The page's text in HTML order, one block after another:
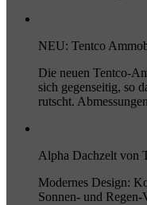
NEU: Tentco
Die neuen Tentco-
sich gegenseitig, so
rutscht.
Alpha Dachzelt von
Modernes Design:
Sonnen- und